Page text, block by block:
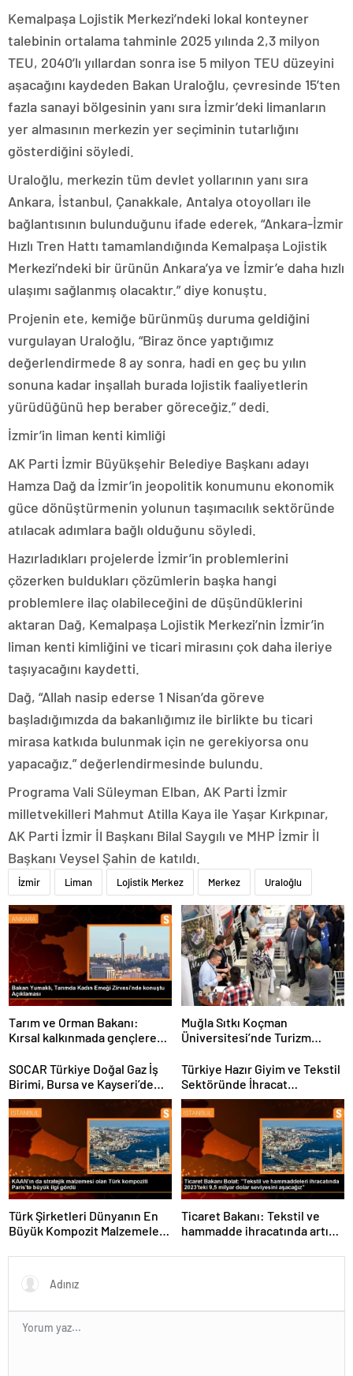
Kemalpaşa Lojistik Merkezi’ndeki lokal konteyner
talebinin ortalama tahminle 2025 yılında 2,3 milyon
TEU, 2040’lı yıllardan sonra ise 5 milyon TEU düzeyini
aşacağını kaydeden Bakan Uraloğlu, çevresinde 15’ten
fazla sanayi bölgesinin yanı sıra İzmir’deki limanların
yer almasının merkezin yer seçiminin tutarlığını
gösterdiğini söyledi.
Uraloğlu, merkezin tüm devlet yollarının yanı sıra
Ankara, İstanbul, Çanakkale, Antalya otoyolları ile
bağlantısının bulunduğunu ifade ederek, “Ankara-İzmir
Hızlı Tren Hattı tamamlandığında Kemalpaşa Lojistik
Merkezi’ndeki bir ürünün Ankara’ya ve İzmir’e daha hızlı
ulaşımı sağlanmış olacaktır.” diye konuştu.
Projenin ete, kemiğe bürünmüş duruma geldiğini
vurgulayan Uraloğlu, “Biraz önce yaptığımız
değerlendirmede 8 ay sonra, hadi en geç bu yılın
sonuna kadar inşallah burada lojistik faaliyetlerin
yürüdüğünü hep beraber göreceğiz.” dedi.
İzmir’in liman kenti kimliği
AK Parti İzmir Büyükşehir Belediye Başkanı adayı
Hamza Dağ da İzmir’in jeopolitik konumunu ekonomik
güce dönüştürmenin yolunun taşımacılık sektöründe
atılacak adımlara bağlı olduğunu söyledi.
Hazırladıkları projelerde İzmir’in problemlerini
çözerken buldukları çözümlerin başka hangi
problemlere ilaç olabileceğini de düşündüklerini
aktaran Dağ, Kemalpaşa Lojistik Merkezi’nin İzmir’in
liman kenti kimliğini ve ticari mirasını çok daha ileriye
taşıyacağını kaydetti.
Dağ, “Allah nasip ederse 1 Nisan’da göreve
başladığımızda da bakanlığımız ile birlikte bu ticari
mirasa katkıda bulunmak için ne gerekiyorsa onu
yapacağız.” değerlendirmesinde bulundu.
Programa Vali Süleyman Elban, AK Parti İzmir
milletvekilleri Mahmut Atilla Kaya ile Yaşar Kırkpınar,
AK Parti İzmir İl Başkanı Bilal Saygılı ve MHP İzmir İl
Başkanı Veysel Şahin de katıldı.
İzmir Liman Lojistik Merkez Merkez Uraloğlu
Tarım ve Orman Bakanı:
Kırsal kalkınmada gençlere
yapıyoruz
Muğla Sıtkı Koçman
Üniversitesi’nde Turizm
Buluştu
SOCAR Türkiye Doğal Gaz İş
Birimi, Bursa ve Kayseri’de
Şebeke Uzunluğunu Artıracak
Türkiye Hazır Giyim ve Tekstil
Sektöründe İhracat
Hedeflerini Açıkladı
Türk Şirketleri Dünyanın En
Büyük Kompozit Malzemeler
Ticaret Bakanı: Tekstil ve
hammadde ihracatında artış